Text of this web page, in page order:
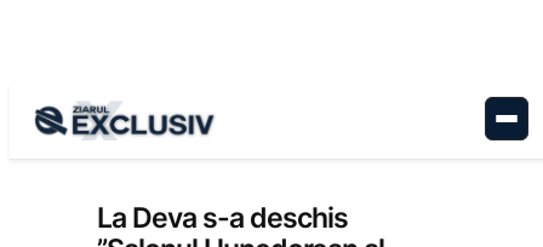
Cultură, Stiri la zi
La Deva s-a deschis